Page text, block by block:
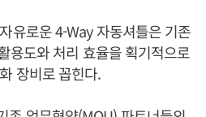
유로운 4-Way 자동셔틀은 기존
용도와 처리 효율을 획기적으로
장비로 꼽힌다.